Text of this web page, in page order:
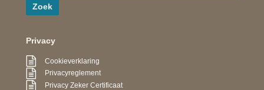
Privacy
Cookieverklaring
Privacyreglement
Privacy Zeker Certificaat